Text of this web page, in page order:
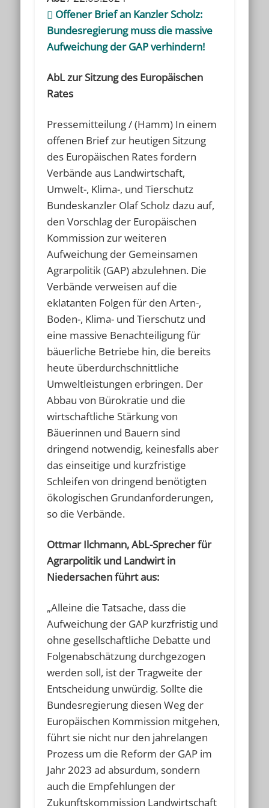
Offener Brief an Kanzler Scholz:
Bundesregierung muss die massive
Aufweichung der GAP verhindern!
AbL zur Sitzung des Europäischen
Rates
Pressemitteilung / (Hamm) In einem
offenen Brief zur heutigen Sitzung
des Europäischen Rates fordern
Verbände aus Landwirtschaft,
Umwelt-, Klima-, und Tierschutz
Bundeskanzler Olaf Scholz dazu auf,
den Vorschlag der Europäischen
Kommission zur weiteren
Aufweichung der Gemeinsamen
Agrarpolitik (GAP) abzulehnen. Die
Verbände verweisen auf die
eklatanten Folgen für den Arten-,
Boden-, Klima- und Tierschutz und
eine massive Benachteiligung für
bäuerliche Betriebe hin, die bereits
heute überdurchschnittliche
Umweltleistungen erbringen. Der
Abbau von Bürokratie und die
wirtschaftliche Stärkung von
Bäuerinnen und Bauern sind
dringend notwendig, keinesfalls aber
das einseitige und kurzfristige
Schleifen von dringend benötigten
ökologischen Grundanforderungen,
so die Verbände.
Ottmar Ilchmann, AbL-Sprecher für
Agrarpolitik und Landwirt in
Niedersachen führt aus:
„Alleine die Tatsache, dass die
Aufweichung der GAP kurzfristig und
ohne gesellschaftliche Debatte und
Folgenabschätzung durchgezogen
werden soll, ist der Tragweite der
Entscheidung unwürdig. Sollte die
Bundesregierung diesen Weg der
Europäischen Kommission mitgehen,
führt sie nicht nur den jahrelangen
Prozess um die Reform der GAP im
Jahr 2023 ad absurdum, sondern
auch die Empfehlungen der
Zukunftskommission Landwirtschaft